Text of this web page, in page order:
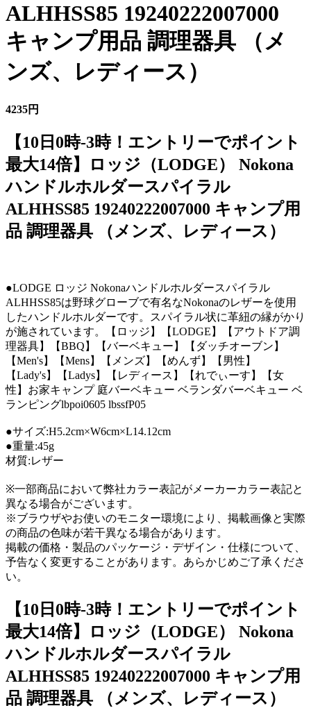
ALHHSS85 19240222007000
キャンプ用品 調理器具 （メ
ンズ、レディース）
4235円
【10日0時-3時！エントリーでポイント
最大14倍】ロッジ（LODGE） Nokona
ハンドルホルダースパイラル
ALHHSS85 19240222007000 キャンプ用
品 調理器具 （メンズ、レディース）
●LODGE ロッジ Nokonaハンドルホルダースパイラル
ALHHSS85は野球グローブで有名なNokonaのレザーを使用
したハンドルホルダーです。スパイラル状に革紐の縁がかり
が施されています。【ロッジ】【LODGE】【アウトドア調
理器具】【BBQ】【バーベキュー】【ダッチオーブン】
【Men's】【Mens】【メンズ】【めんず】【男性】
【Lady's】【Ladys】【レディース】【れでぃーす】【女
性】お家キャンプ 庭バーベキュー ベランダバーベキュー ベ
ランピングlbpoi0605 lbssfP05
●サイズ:H5.2cm×W6cm×L14.12cm
●重量:45g
材質:レザー
※一部商品において弊社カラー表記がメーカーカラー表記と
異なる場合がございます。
※ブラウザやお使いのモニター環境により、掲載画像と実際
の商品の色味が若干異なる場合があります。
掲載の価格・製品のパッケージ・デザイン・仕様について、
予告なく変更することがあります。あらかじめご了承くださ
い。
【10日0時-3時！エントリーでポイント
最大14倍】ロッジ（LODGE） Nokona
ハンドルホルダースパイラル
ALHHSS85 19240222007000 キャンプ用
品 調理器具 （メンズ、レディース）